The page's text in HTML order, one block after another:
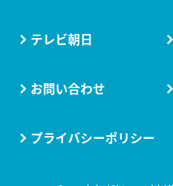
テレビ朝日
お問い合わせ
プライバシーポリシー